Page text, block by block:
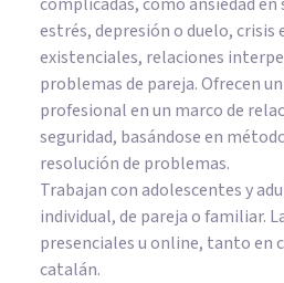
estrés, depresión o duelo, crisis
existenciales, relaciones
problemas de pareja. Ofrecen
profesional en un marco de
seguridad, basándose en
resolución de problemas.
Trabajan con adolescentes y
individual, de pareja o familiar.
presenciales u online, tanto en
catalán.